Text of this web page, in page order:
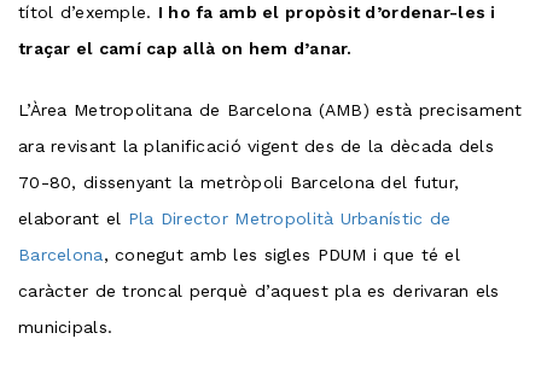
títol d’exemple. I ho fa amb el propòsit d’ordenar-les i
traçar el camí cap allà on hem d’anar.
L’Àrea Metropolitana de Barcelona (AMB) està precisament
ara revisant la planificació vigent des de la dècada dels
70-80, dissenyant la metròpoli Barcelona del futur,
elaborant el Pla Director Metropolità Urbanístic de
Barcelona, conegut amb les sigles PDUM i que té el
caràcter de troncal perquè d’aquest pla es derivaran els
municipals.